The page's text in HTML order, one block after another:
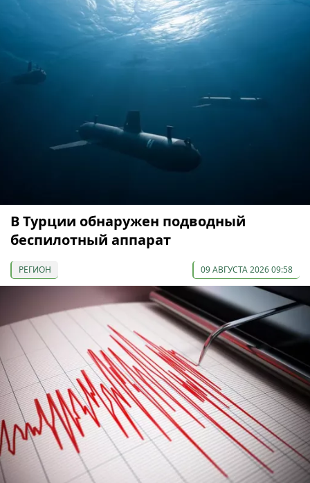
В Турции обнаружен подводный
беспилотный аппарат
РЕГИОН 09 АВГУСТА 2026 09:58